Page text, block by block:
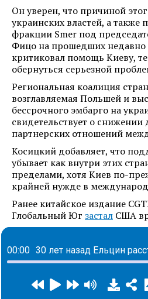
Он уверен, что причиной
украинских властей, а также
фракции Smer под
Фицо на прошедших недавно
критиковал помощь Киеву,
обернуться серьезной
Региональная коалиция
возглавляемая Польшей и
бессрочного эмбарго на
свидетельствует о снижении
партнерских отношений
Косицкий добавляет, что
убывает как внутри этих
пределами, хотя Киев по-
крайней нужде в
Ранее китайское издание
Глобальный Юг застал США
00:00